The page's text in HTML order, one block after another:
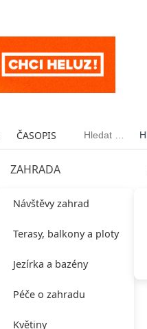
ČASOPIS Vyhledávání
ZAHRADA
Návštěvy zahrad
Terasy, balkony a ploty
Jezírka a bazény
Péče o zahradu
Květiny